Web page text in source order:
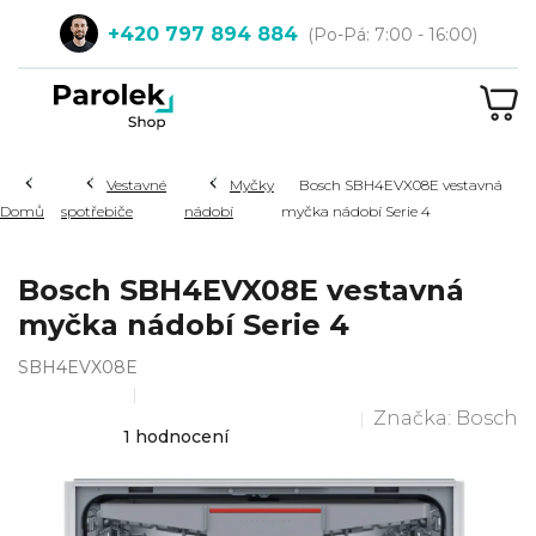
obsah
+420 797 894 884
Hledat
Domů
Vestavné
spotřebiče
Myčky
nádobí
Bosch SBH4EVX08E vestavná
myčka nádobí Serie 4
Bosch SBH4EVX08E vestavná
myčka nádobí Serie 4
SBH4EVX08E
hodnocení
je
4,0
1 hodnocení
Značka: Bosch